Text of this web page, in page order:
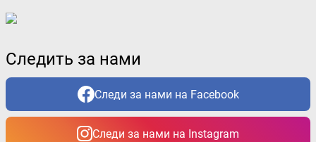
Следить за нами
Следи за нами на Facebook
Следи за нами на Instagram